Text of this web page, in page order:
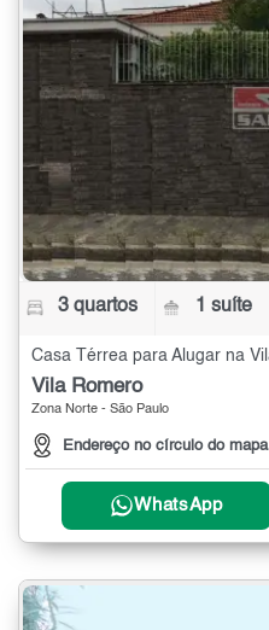
3 quartos 1 suíte
Vila Romero
Zona Norte - São Paulo
Endereço no círculo do mapa
WhatsApp